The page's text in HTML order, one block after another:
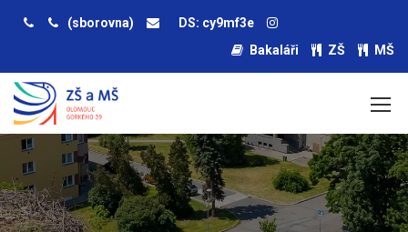
(sborovna)
DS: cy9mf3e
Bakaláři
ZŠ MŠ